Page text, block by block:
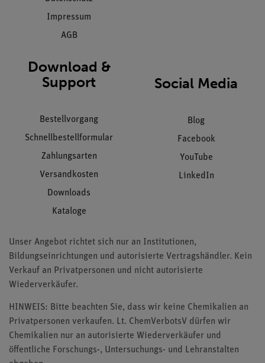
Impressum
AGB
Download &
Support
Bestellvorgang
Schnellbestellformular
Zahlungsarten
Versandkosten
Downloads
Kataloge
Social Media
Blog
Facebook
YouTube
LinkedIn
Unser Angebot richtet sich nur an Institutionen,
Bildungseinrichtungen und autorisierte Vertragshändler. Kein
Verkauf an Privatpersonen und nicht autorisierte
Wiederverkäufer.
HINWEIS: Bitte beachten Sie, dass wir keine Chemikalien an
Privatpersonen verkaufen. Lt. ChemVerbotsV dürfen wir
Chemikalien nur an autorisierte Wiederverkäufer und
öffentliche Forschungs-, Untersuchungs- und Lehranstalten